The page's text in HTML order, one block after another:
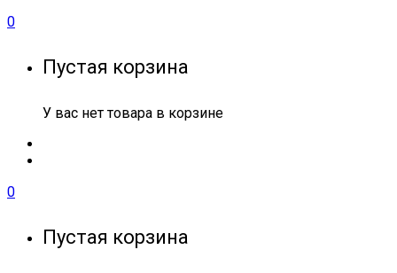
0
Пустая корзина
У вас нет товара в корзине
0
Пустая корзина